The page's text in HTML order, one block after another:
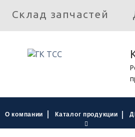
Склад запчастей
О компании Каталог продукции